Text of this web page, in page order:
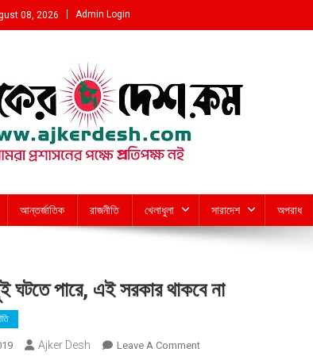
08, 2026 Admin Login
আন্তর্জাতিক রাজনীতি খেলাধুলা সারাদেশ অপরাধ
ঘটতে পারে, এই সরকার থাকবে না
Ajker Desh Leave A CommentOn